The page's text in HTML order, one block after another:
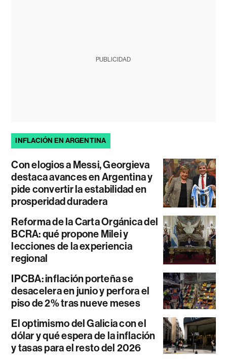
PUBLICIDAD
INFLACIÓN EN ARGENTINA
Con elogios a Messi, Georgieva
destaca avances en Argentina y
pide convertir la estabilidad en
prosperidad duradera
Reforma de la Carta Orgánica del
BCRA: qué propone Milei y
lecciones de la experiencia
regional
IPCBA: inflación porteña se
desacelera en junio y perfora el
piso de 2% tras nueve meses
El optimismo del Galicia con el
dólar y qué espera de la inflación
y tasas para el resto del 2026